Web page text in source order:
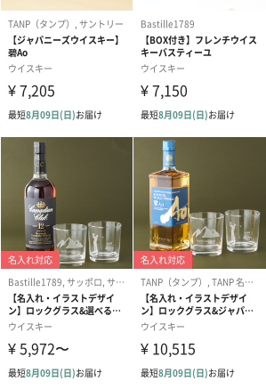
ジエプラス）
と手間かけた名入れ商品の企画、製作販
呼ばれる技法で、細かな砂を高速で吹き
の模様を彫り、さらにそこに金や銀の彩色
い、父の日や母の日などの一生に一度の特
「自分が受け取ったら絶対嬉しい！」そん
、一人でも多くの方に「渡してよかった」
したい、そんな想いをこめてこのショップ
品質を優先して心をこめておつくりしま